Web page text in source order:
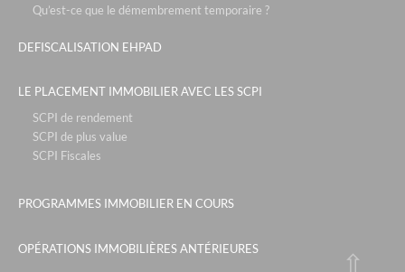
Qu’est-ce que le démembrement temporaire ?
DEFISCALISATION EHPAD
LE PLACEMENT IMMOBILIER AVEC LES SCPI
SCPI de rendement
SCPI de plus value
SCPI Fiscales
PROGRAMMES IMMOBILIER EN COURS
OPÉRATIONS IMMOBILIÈRES ANTÉRIEURES